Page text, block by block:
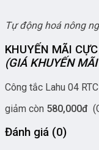
Tự động hoá nông
KHUYẾN MÃI
(GIÁ KHUYẾN
Công tắc Lahu 04 RTC
giảm còn 580,000đ
Đánh giá (0)